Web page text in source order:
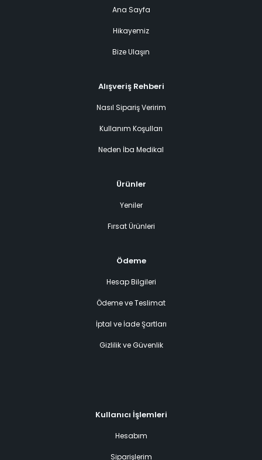
Ana Sayfa
Hikayemiz
Bize Ulaşın
Alışveriş Rehberi
Nasıl Sipariş Veririm
Kullanım Koşulları
Neden İba Medikal
Ürünler
Yeniler
Fırsat Ürünleri
Ödeme
Hesap Bilgileri
Ödeme ve Teslimat
İptal ve İade Şartları
Gizlilik ve Güvenlik
Kullanıcı İşlemleri
Hesabım
Siparişlerim